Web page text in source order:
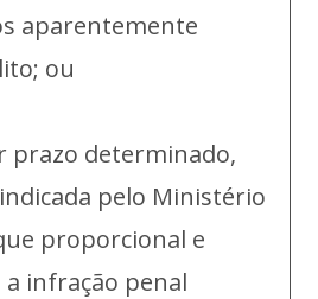
aparentemente
ou
prazo determinado,
pelo Ministério
proporcional e
infração penal